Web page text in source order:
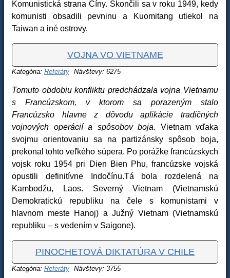
Komunistická strana Číny. Skončili sa v roku 1949, kedy
komunisti obsadili pevninu a Kuomitang utiekol na
Taiwan a iné ostrovy.
VOJNA VO VIETNAME
Kategória: Referáty Návštevy: 6275
Tomuto obdobiu konfliktu predchádzala vojna Vietnamu
s Francúzskom, v ktorom sa porazeným stalo
Francúzsko hlavne z dôvodu aplikácie tradičných
vojnových operácií a spôsobov boja. Vietnam vďaka
svojmu orientovaniu sa na partizánsky spôsob boja,
prekonal tohto veľkého súpera. Po porážke francúzskych
vojsk roku 1954 pri Dien Bien Phu, francúzske vojská
opustili definitívne Indočínu.Tá bola rozdelená na
Kambodžu, Laos. Severný Vietnam (Vietnamskú
Demokratickú republiku na čele s komunistami v
hlavnom meste Hanoj) a Južný Vietnam (Vietnamskú
republiku – s vedením v Saigone).
PINOCHETOVÁ DIKTATÚRA V CHILE
Kategória: Referáty Návštevy: 3755